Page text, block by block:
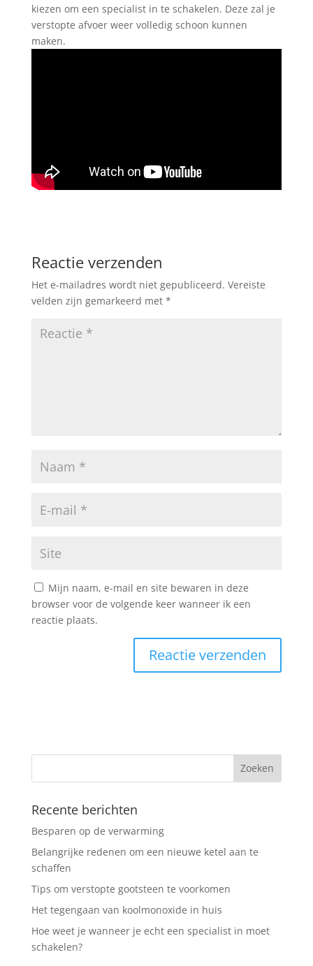
kiezen om een specialist in te schakelen. Deze zal je
verstopte afvoer weer volledig schoon kunnen
maken.
Reactie verzenden
Het e-mailadres wordt niet gepubliceerd. Vereiste
velden zijn gemarkeerd met *
Mijn naam, e-mail en site bewaren in deze
browser voor de volgende keer wanneer ik een
reactie plaats.
Recente berichten
Besparen op de verwarming
Belangrijke redenen om een nieuwe ketel aan te
schaffen
Tips om verstopte gootsteen te voorkomen
Het tegengaan van koolmonoxide in huis
Hoe weet je wanneer je echt een specialist in moet
schakelen?